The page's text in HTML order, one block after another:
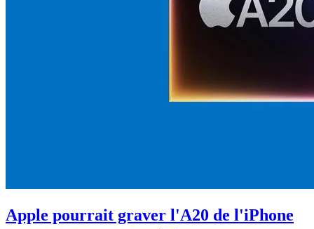
Apple pourrait graver l'A20 de l'iPhone